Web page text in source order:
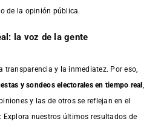
de la opinión pública.
la voz de la gente
transparencia y la inmediatez. Por eso,
y sondeos electorales en tiempo real
y las de otros se reflejan en el
nuestros últimos resultados de